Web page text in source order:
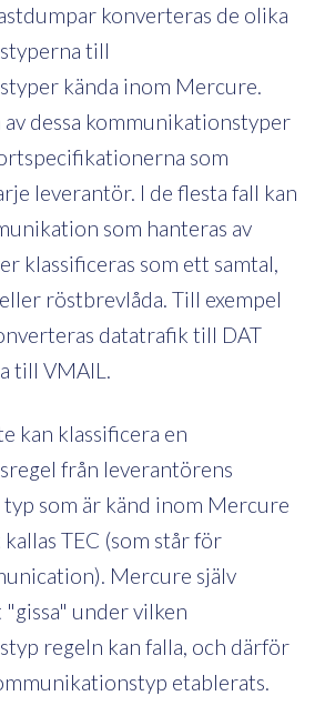
konverteras de olika
till
kända inom Mercure.
dessa kommunikationstyper
som
leverantör. I de flesta fall kan
som hanteras av
klassificeras som ett samtal,
röstbrevlåda. Till exempel
datatrafik till DAT
till VMAIL.
kan klassificera en
från leverantörens
som är känd inom Mercure
TEC (som står för
Mercure själv
under vilken
regeln kan falla, och därför
etablerats.